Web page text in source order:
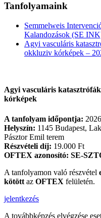
Tanfolyamaink
Semmelweis
Kalandozások (SE
Agyi vasculáris
okkluziv kórképek –
Agyi vasculáris
kórképek
A tanfolyam időpontja:
Helyszín: 1145 Budapest,
Pásztor Emil terem
Részvételi díj: 19.000 Ft
OFTEX azonosító: SE-
A tanfolyamon való részvétel
kötött az OFTEX felületén.
jelentkezés
A továbbképzés elvégzése